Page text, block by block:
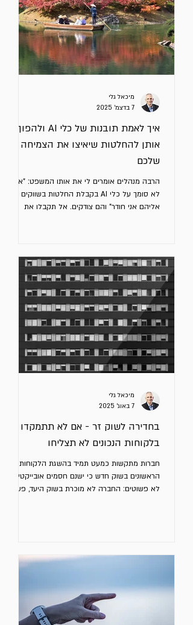
איך לאמת תובנות של כלי AI ולהפוך
אותן להחלטות שיאיצו את הצמיחה
שלכם
הרבה מנהלים אומרים לי את אותו המשפט: "אני
לא סומך על כלי AI בקבלת החלטות בשווקים
אליהם אני חודר" והם צודקים. אל תקבלו את
עליהן, אבל חובה לאמת, לאתגר ולדייק את
התוצרים לפני שמתחילים ליישם. והאמת זה ממש
קל! כשלא עושים את זה, שימוש בכלי AI עלול
להוביל לבחירות שגויות. זה מאמר רביעי בסדרה.
למטה תמצאו לינקים לשלושת המאמרים הקודמים.
הנה ארבעה עקרונות
מיכאל גלי
7 בדצמ׳ 2025
בחדירה לשוק זר - אם לא תתמקדו
בלקוחות הנכונים לא תצליחו
חברות מתקשות כמעט תמיד בהשגת הלקוחות
הראשונים בשוק חדש כי ישנם חסמים אובייקטיביים
לא פשוטים: החברה לא מוכרת בשוק היעד, פערי
מיכאל גלי
7 באוג׳ 2025